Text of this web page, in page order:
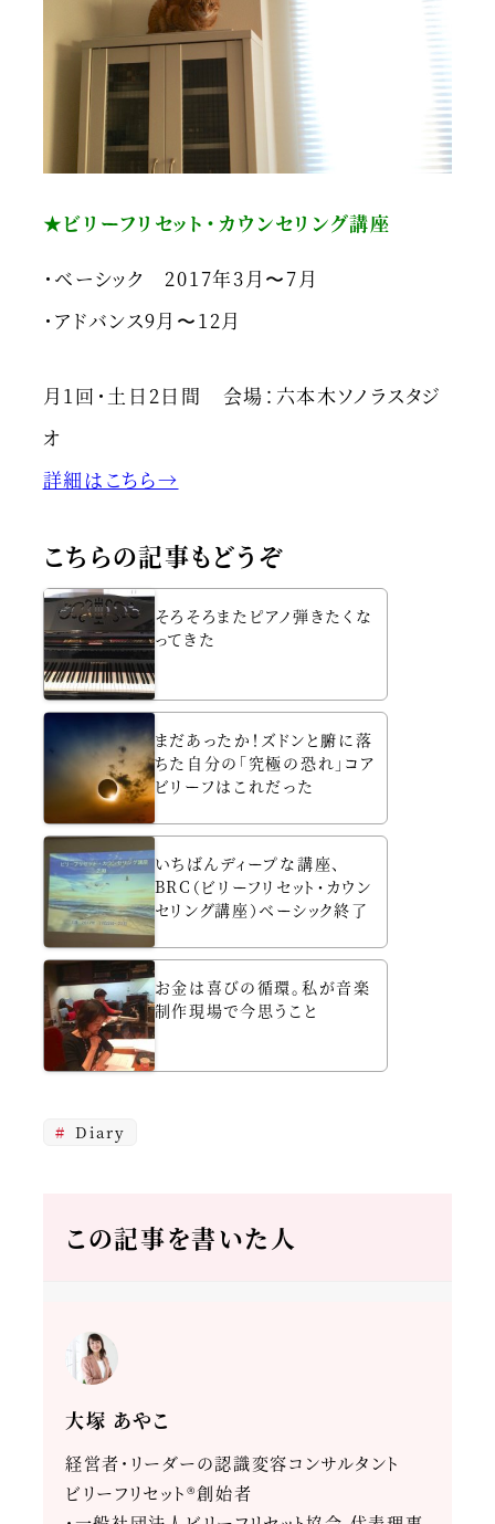
★ビリーフリセット・カウンセリング講座
・ベーシック 2017年3月〜7月
・アドバンス9月〜12月
月1回・土日2日間 会場：六本木ソノラスタジ
オ
詳細はこちら→
こちらの記事もどうぞ
そろそろまたピアノ弾きたくな
ってきた
まだあったか！ズドンと腑に落
ちた自分の「究極の恐れ」コア
ビリーフはこれだった
いちばんディープな講座、
BRC（ビリーフリセット・カウン
セリング講座）ベーシック終了
お金は喜びの循環。私が音楽
制作現場で今思うこと
Diary
この記事を書いた人
大塚 あやこ
経営者・リーダーの認識変容コンサルタント
ビリーフリセット®創始者